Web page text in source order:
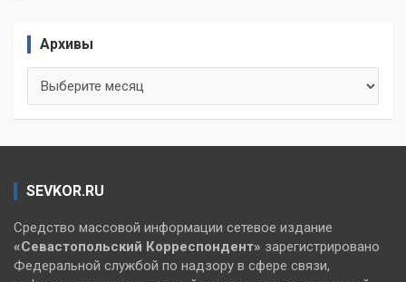
Архивы
SEVKOR.RU
Средство массовой информации сетевое издание
«Севастопольский Корреспондент» зарегистрировано
Федеральной службой по надзору в сфере связи,